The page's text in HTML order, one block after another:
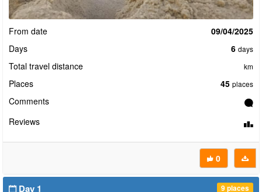
From date
09/04/2025
Days
6 days
Total travel distance km
Places 45 places
Comments
Reviews
0
Day 1 9 places